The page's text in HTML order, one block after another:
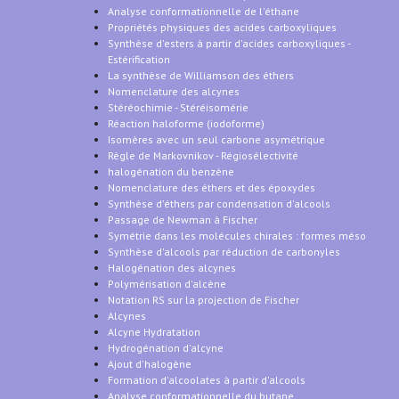
Analyse conformationnelle de l'éthane
Propriétés physiques des acides carboxyliques
Synthèse d'esters à partir d'acides carboxyliques -
Estérification
La synthèse de Williamson des éthers
Nomenclature des alcynes
Stéréochimie - Stéréisomérie
Réaction haloforme (iodoforme)
Isomères avec un seul carbone asymétrique
Règle de Markovnikov - Régiosélectivité
halogénation du benzène
Nomenclature des éthers et des époxydes
Synthèse d'éthers par condensation d'alcools
Passage de Newman à Fischer
Symétrie dans les molécules chirales : formes méso
Synthèse d'alcools par réduction de carbonyles
Halogénation des alcynes
Polymérisation d'alcène
Notation RS sur la projection de Fischer
Alcynes
Alcyne Hydratation
Hydrogénation d'alcyne
Ajout d'halogène
Formation d'alcoolates à partir d'alcools
Analyse conformationnelle du butane